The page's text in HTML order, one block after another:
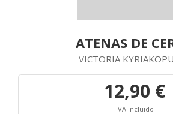
ATENAS DE
VICTORIA
12,90 €
IVA incluido